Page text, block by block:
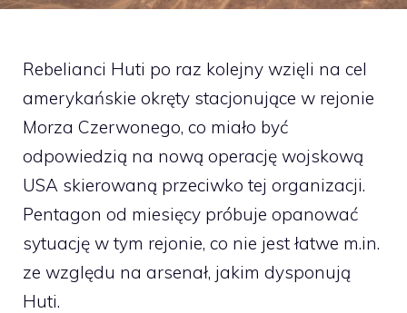
Rebelianci Huti po raz kolejny wzięli na cel
amerykańskie okręty stacjonujące w rejonie
Morza Czerwonego, co miało być
odpowiedzią na nową operację wojskową
USA skierowaną przeciwko tej organizacji.
Pentagon od miesięcy próbuje opanować
sytuację w tym rejonie, co nie jest łatwe m.in.
ze względu na arsenał, jakim dysponują
Huti.